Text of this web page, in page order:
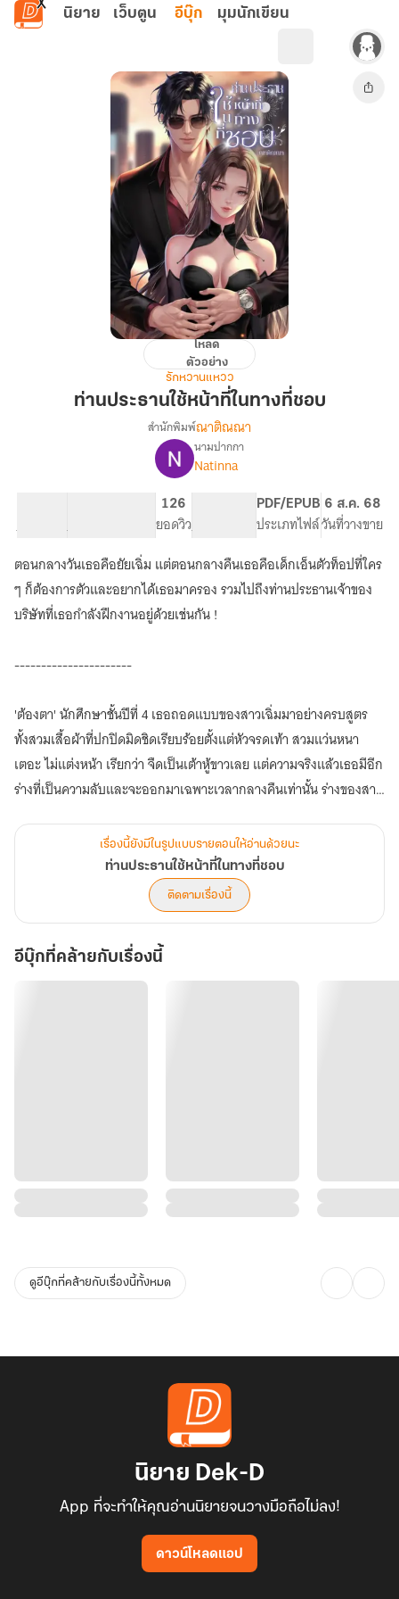
ข้ามไปยังเนื้อหาหลัก
นิยาย เว็บตูน อีบุ๊ก มุมนักเขียน
ประธาน
ใช้
โหลด
ตัวอย่าง
รักหวานแหวว
ท่านประธานใช้หน้าที่ในทางที่ชอบ
เรื่อง
ท่าน
ทาง
ที่
ชอบ
สำนักพิมพ์ณาติณณา
นามปากกา
Natinna
จำนวนคำ จำนวนหน้า (A5)
126
ยอดวิวระดับเนื้อหา
PDF/EPUB
ประเภทไฟล์
6 ส.ค. 68
วันที่วางขาย
ตอนกลางวันเธอคือยัยเฉิ่ม แต่ตอนกลางคืนเธอคือเด็กเอ็นตัวท็อปที่ใคร
ๆ ก็ต้องการตัวและอยากได้เธอมาครอง รวมไปถึงท่านประธานเจ้าของ
บริษัทที่เธอกำลังฝึกงานอยู่ด้วยเช่นกัน !
----------------------
'ต้องตา' นักศึกษาชั้นปีที่ 4 เธอถอดแบบของสาวเฉิ่มมาอย่างครบสูตร
ทั้งสวมเสื้อผ้าที่ปกปิดมิดชิดเรียบร้อยตั้งแต่หัวจรดเท้า สวมแว่นหนา
เตอะ ไม่แต่งหน้า เรียกว่า จืดเป็นเต้าหู้ขาวเลย แต่ความจริงแล้วเธอมีอีก
ร่างที่เป็นความลับและจะออกมาเฉพาะเวลากลางคืนเท่านั้น ร่างของสาว
ครอบครองเธอสักครั้งอีกด้วย
ไม่เว้นแม้แต่ 'กวินทร์' ท่านประธานเจ้าของบริษัทจิวเวอรี่อันตับต้น ๆ ของ
ประเทศที่เธอกำลังฝึกงานอยู่ เขาก็ต้องการครอบครองตัวเธอเช่นกัน พอ
เขารู้ว่านักศึกษาฝึกงานเฉิ่ม ๆ คนนั้นคือคนที่เข้าอยากได้ ท่านประธานจึง
เริ่มใช้หน้าที่ในทางที่ชอบของตัวเองเพื่อให้ได้ในสิ่งที่เขาต้องการ !
เกลี่ยปลายจมูกเธออย่างเอ็นดู
"งั้นก็หลงหนูต่อไปนาน ๆ นะคะ"
เรื่องนี้ยังมีในรูปแบบรายตอนให้อ่านด้วยนะ
ท่านประธานใช้หน้าที่ในทางที่ชอบ
ติดตามเรื่องนี้
อีบุ๊กที่คล้ายกับเรื่องนี้
ดูอีบุ๊กที่คล้ายกับเรื่องนี้ทั้งหมด
นิยาย Dek-D
App ที่จะทำให้คุณอ่านนิยายจนวางมือถือไม่ลง!
ดาวน์โหลดแอป